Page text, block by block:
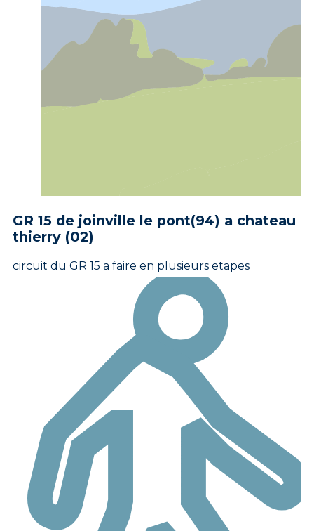
GR 15 de joinville le pont(94) a chateau
thierry (02)
circuit du GR 15 a faire en plusieurs etapes